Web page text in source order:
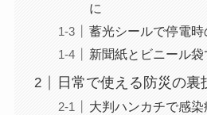
に
蓄光シールで停電
新聞紙とビニール
日常で使える防災の裏
大判ハンカチで感